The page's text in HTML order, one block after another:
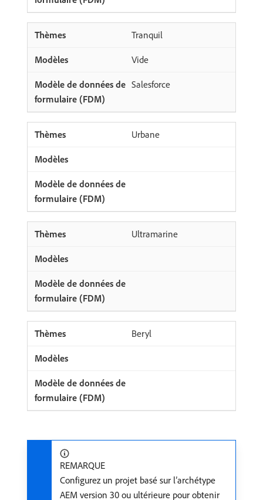
Tranquil
Vide
Salesforce
Urbane
Ultramarine
Beryl
REMARQUE
Configurez un projet basé sur l’archétype
AEM version 30 ou ultérieure pour obtenir